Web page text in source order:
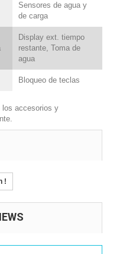
Sensores de agua y
de carga
Display ext. tiempo
restante, Toma de
agua
Bloqueo de teclas
los accesorios y
!